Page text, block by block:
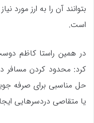
بتوانند آن را به ارز مورد
است.
در همین راستا کاظم
کرد: محدود کردن مسافر
حل مناسبی برای صرفه
یا متقاصی دردسر‌هایی